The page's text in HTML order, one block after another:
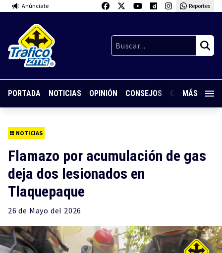
Anúnciate Reportes
PORTADA NOTICIAS OPINIÓN CONSEJOS GUARDIA
MÁS
NOTICIAS
Flamazo por acumulación de gas
deja dos lesionados en
Tlaquepaque
26 de Mayo del 2026